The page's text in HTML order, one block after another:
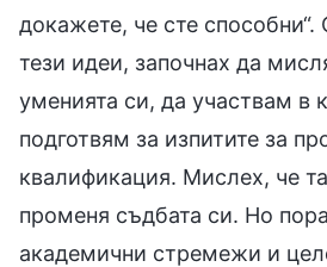
докажете, че сте способни“.
тези идеи, започнах да
уменията си, да участвам в
подготвям за изпитите за
квалификация. Мислех, че
променя съдбата си. Но
академични стремежи и